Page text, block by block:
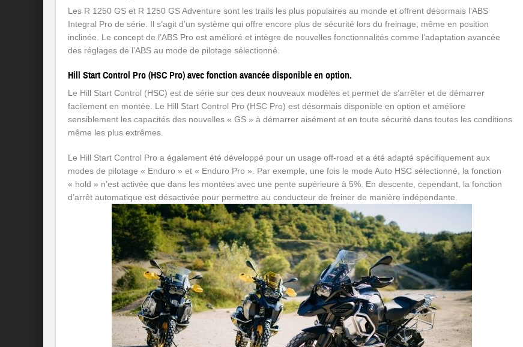
Les R 1250 GS et R 1250 GS Adventure sont les trails les plus populaires au monde et offrent désormais l’ABS
Integral Pro de série. Il s’agit d’un système qui offre encore plus de sécurité lors du freinage, même en position
inclinée. Le concept de l’ABS Pro est amélioré et intègre de nouvelles fonctionnalités comme l’adaptation avancée
des réglages de l’ABS au mode de pilotage sélectionné.
Hill Start Control Pro (HSC Pro) avec fonction avancée disponible en option.
Le Hill Start Control (HSC) est de série sur ces deux nouveaux modèles et permet de s’arrêter et de démarrer
facilement en montée. Le Hill Start Control Pro (HSC Pro) est désormais disponible en option et améliore
sensiblement les capacités des nouvelles « GS » à démarrer aisément et en toute sécurité dans toutes les conditions
même les plus extrêmes.
Le Hill Start Control Pro a également été développé pour un usage off-road et a été adapté spécifiquement aux
modes de pilotage « Enduro » et « Enduro Pro ». Par exemple, une fois le mode Auto HSC sélectionné, la fonction
« hold » n’est activée que dans les montées avec une pente supérieure à 5%. En descente, cependant, la fonction
d’arrêt automatique est désactivée pour permettre au conducteur de freiner de manière indépendante.